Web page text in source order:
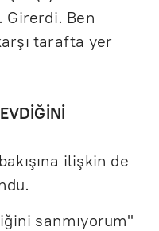
Girerdi. Ben
tarafta yer
ilişkin de
sanmıyorum"